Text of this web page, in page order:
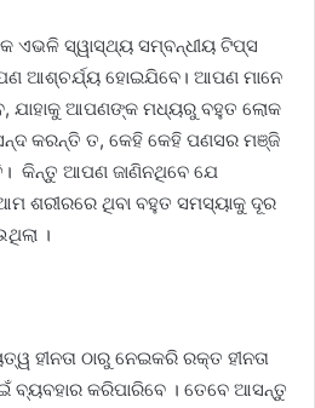
ସ୍ୱାସ୍ଥ୍ୟ ସମ୍ବନ୍ଧୀୟ ଟିପ୍ସ
ଆଶ୍ଚର୍ଯ୍ୟ ହୋଇଯିବେ। ଆପଣ ମାନେ
ଯାହାକୁ ଆପଣଙ୍କ ମଧ୍ୟରୁ ବହୁତ ଲୋକ
କରନ୍ତି ତ, କେହି କେହି ପଣସର ମଞ୍ଜି
କିନ୍ତୁ ଆପଣ ଜାଣିନଥିବେ ଯେ
ଶରୀରରେ ଥିବା ବହୁତ ସମସ୍ୟାକୁ ଦୂର
।
ଠାରୁ ନେଇକରି ରକ୍ତ ହୀନତା
ବ୍ୟବହାର କରିପାରିବେ । ତେବେ ଆସନ୍ତୁ